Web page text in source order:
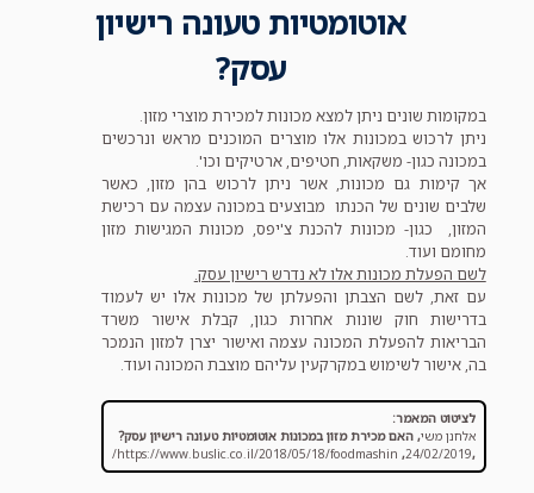
אוטומטיות טעונה רישיון
עסק?
במקומות שונים ניתן למצא מכונות למכירת מוצרי מזון.
ניתן לרכוש במכונות אלו מוצרים המוכנים מראש ונרכשים
במכונה כגון- משקאות, חטיפים, ארטיקים וכו'.
אך קימות גם מכונות, אשר ניתן לרכוש בהן מזון, כאשר
שלבים שונים של הכנתו מבוצעים במכונה עצמה עם רכישת
המזון, כגון- מכונות להכנת צ'יפס, מכונות המגישות מזון
מחומם ועוד.
לשם הפעלת מכונות אלו לא נדרש רישיון עסק.
עם זאת, לשם הצבתן והפעלתן של מכונות אלו יש לעמוד
בדרישות חוק שונות אחרות כגון, קבלת אישור משרד
הבריאות להפעלת המכונה עצמה ואישור יצרן למזון הנמכר
בה, אישור לשימוש במקרקעין עליהם מוצבת המכונה ועוד.
לציטוט המאמר:
אלחנן משי, האם מכירת מזון במכונות אוטומטיות טעונה רישיון עסק?
,
24/02/2019
,
https://www.buslic.co.il/2018/05/18/foodmashin/